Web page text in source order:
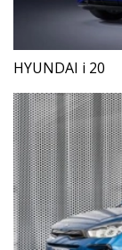
HYUNDAI i 20